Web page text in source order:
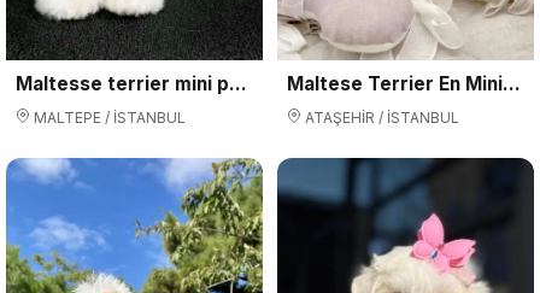
Maltesse terrier mini puppy boy yavrular
MALTEPE / İSTANBUL
Maltese Terrier En Minik Boy Yavrularımız
ATAŞEHİR / İSTANBUL